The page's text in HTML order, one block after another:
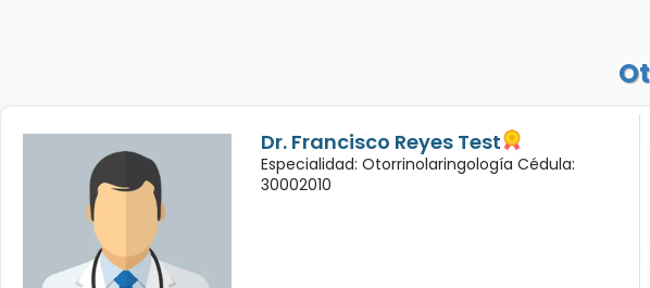
Dr. Francisco Reyes Test
Especialidad: Otorrinolaringología Cédula:
30002010